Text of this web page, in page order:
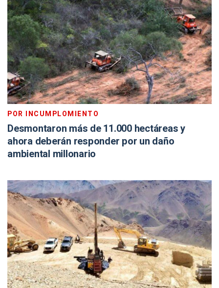
POR INCUMPLOMIENTO
Desmontaron más de 11.000 hectáreas y
ahora deberán responder por un daño
ambiental millonario